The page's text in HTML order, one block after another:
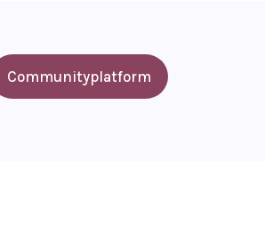
Communityplatform